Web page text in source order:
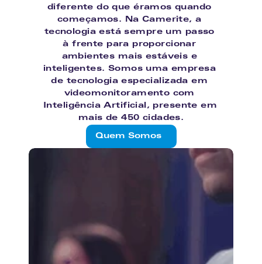
diferente do que éramos quando
começamos. Na Camerite, a
tecnologia está sempre um passo
à frente para proporcionar
ambientes mais estáveis e
inteligentes. Somos uma empresa
de tecnologia especializada em
videomonitoramento com
Inteligência Artificial, presente em
mais de 450 cidades.
Quem Somos